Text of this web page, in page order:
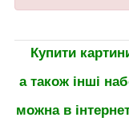
Купити
а також інші
можна в